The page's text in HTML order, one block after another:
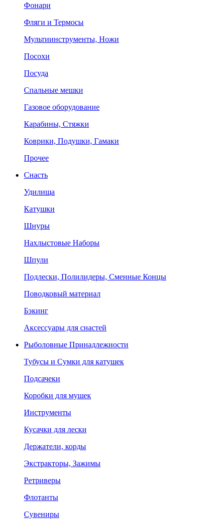
Фонари
Фляги и Термосы
Мультиинструменты, Ножи
Посохи
Посуда
Спальные мешки
Газовое оборудование
Карабины, Стяжки
Коврики, Подушки, Гамаки
Прочее
Снасть
Удилища
Катушки
Шнуры
Нахлыстовые Наборы
Шпули
Подлески, Полилидеры, Сменные Концы
Поводковый материал
Бэкинг
Аксессуары для снастей
Рыболовные Принадлежности
Тубусы и Сумки для катушек
Подсачеки
Коробки для мушек
Инструменты
Кусачки для лески
Держатели, корды
Экстракторы, Зажимы
Ретриверы
Флотанты
Сувениры